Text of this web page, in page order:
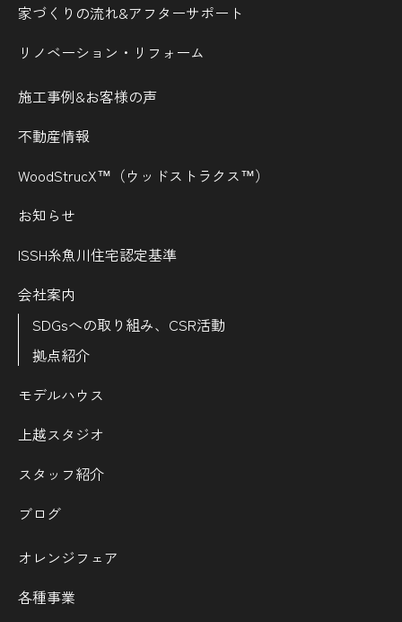
家づくりの流れ&アフターサポート
リノベーション・リフォーム
施工事例&お客様の声
不動産情報
WoodStrucX™（ウッドストラクス™）
お知らせ
ISSH糸魚川住宅認定基準
会社案内
SDGsへの取り組み、CSR活動
拠点紹介
モデルハウス
上越スタジオ
スタッフ紹介
ブログ
オレンジフェア
各種事業